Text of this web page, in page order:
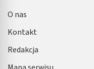
O nas
Kontakt
Redakcja